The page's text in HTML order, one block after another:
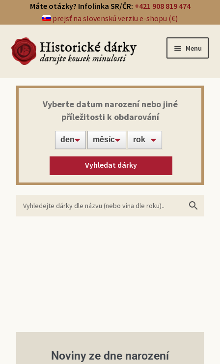
Máte otázky? Infolinka SR/ČR: +421 908 819 474
prejsť na slovenskú verziu e-shopu (€)
Menu
Přehled dárků
Noviny ze dne narození
Víno z roku narození
Vyberte datum narození nebo jiné
příležitosti k obdarování
Vyhledat dárky
Noviny ze dne narození